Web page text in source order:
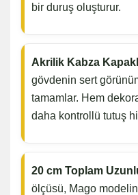
bir duruş oluşturur.
Akrilik Kabza
gövdenin sert
tamamlar. Hem
daha kontrollü tutuş
20 cm Toplam
ölçüsü, Mago